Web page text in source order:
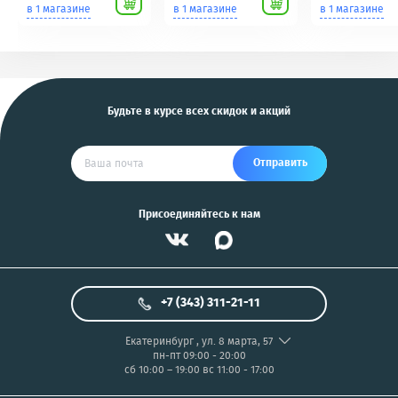
Scher-Khan,
Tomahawk, Pandora,
в 1 магазине
для фотоаппаратов
NIKON/SONY COOL
в 1 магазине
в 1 магазине
Будьте в курсе всех скидок и акций
Отправить
Присоединяйтесь к нам
+7 (343) 311-21-11
Екатеринбург, ул. 8 марта, 57
пн-пт 09:00 - 20:00
сб 10:00 – 19:00 вс 11:00 - 17:00